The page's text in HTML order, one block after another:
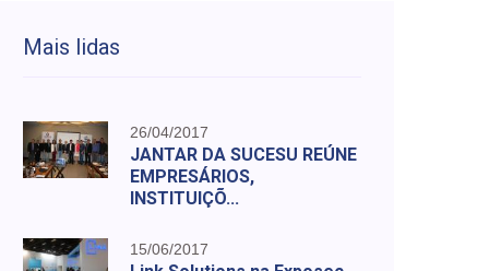
Mais lidas
26/04/2017
JANTAR DA SUCESU REÚNE
EMPRESÁRIOS,
INSTITUIÇÕ...
15/06/2017